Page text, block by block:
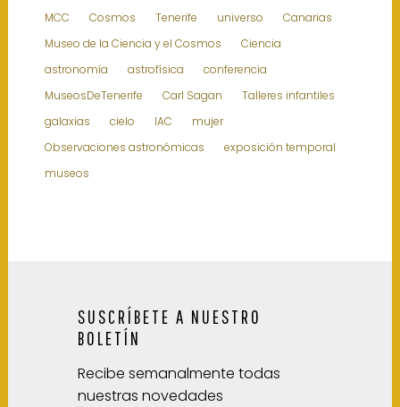
MCC Cosmos Tenerife universo
Canarias
Museo de la Ciencia y el Cosmos
Ciencia
astronomía
astrofísica
conferencia
MuseosDeTenerife
Carl Sagan
Talleres infantiles
galaxias
cielo IAC
mujer
Observaciones astronómicas
exposición temporal
museos
SUSCRÍBETE A NUESTRO
BOLETÍN
Recibe semanalmente todas
nuestras novedades